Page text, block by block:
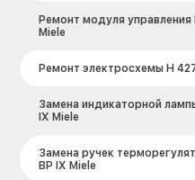
Ремонт модуля управления
Miele
Ремонт электросхемы H
Замена индикаторной
IX Miele
Замена ручек
BP IX Miele